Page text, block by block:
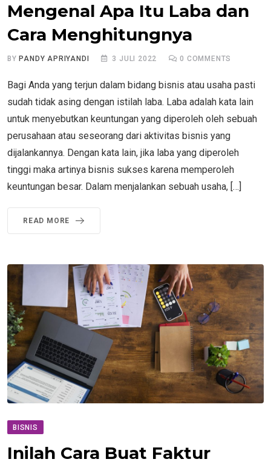
Mengenal Apa Itu Laba dan
Cara Menghitungnya
BY PANDY APRIYANDI 3 JULI 2022 0 COMMENTS
Bagi Anda yang terjun dalam bidang bisnis atau usaha pasti
sudah tidak asing dengan istilah laba. Laba adalah kata lain
untuk menyebutkan keuntungan yang diperoleh oleh sebuah
perusahaan atau seseorang dari aktivitas bisnis yang
dijalankannya. Dengan kata lain, jika laba yang diperoleh
tinggi maka artinya bisnis sukses karena memperoleh
keuntungan besar. Dalam menjalankan sebuah usaha, […]
READ MORE
BISNIS
Inilah Cara Buat Faktur